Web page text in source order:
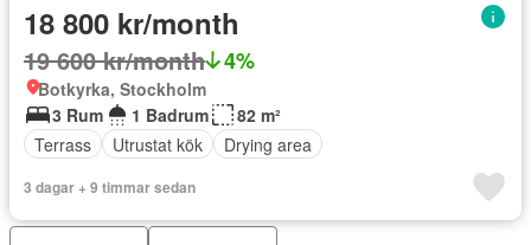
18 800 kr/month
19 600 kr/month 4%
Botkyrka, Stockholm
3 Rum
1 Badrum
82 m²
Terrass
Utrustat kök Drying area
3 dagar + 9 timmar sedan